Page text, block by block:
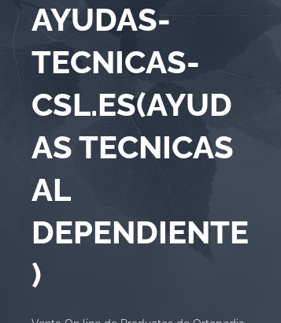
AYUDAS-
TECNICAS-
CSL.ES(AYUD
AS TECNICAS
AL
DEPENDIENTE
)